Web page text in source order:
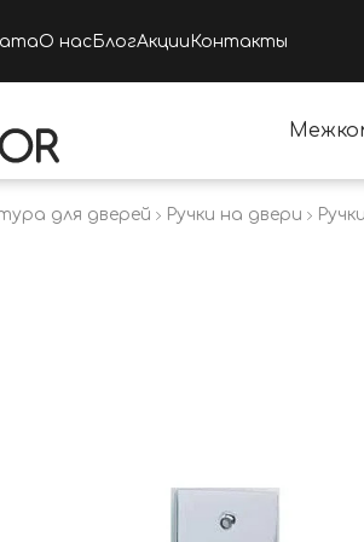
О нас БлогАкции Контакты
для дверей Ручки на двери